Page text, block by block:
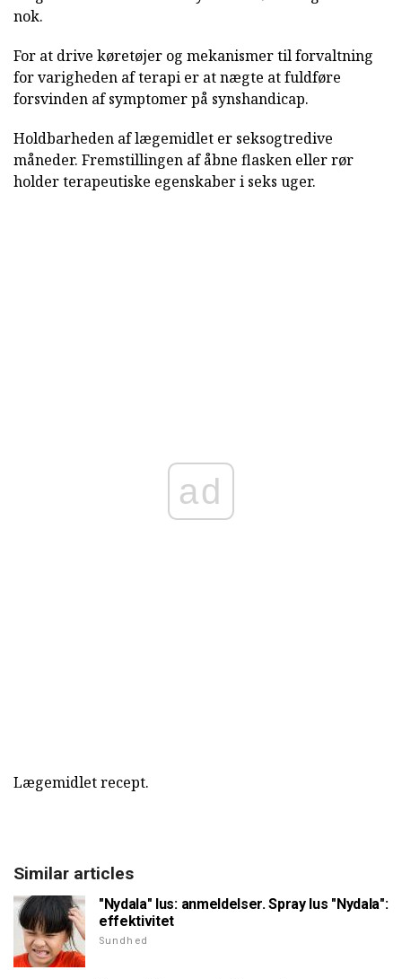
nok.
For at drive køretøjer og mekanismer til forvaltning
for varigheden af terapi er at nægte at fuldføre
forsvinden af symptomer på synshandicap.
Holdbarheden af lægemidlet er seksogtredive
måneder. Fremstillingen af åbne flasken eller rør
holder terapeutiske egenskaber i seks uger.
ad
Lægemidlet recept.
Similar articles
"Nydala" lus: anmeldelser. Spray lus "Nydala":
effektivitet
Sundhed